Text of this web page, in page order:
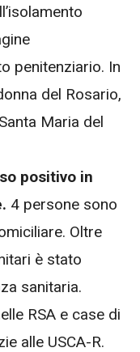
penitenziario. In
del Rosario,
Maria del
positivo in
4 persone sono
Oltre
è stato
sanitaria.
RSA e case di
alle USCA-R.